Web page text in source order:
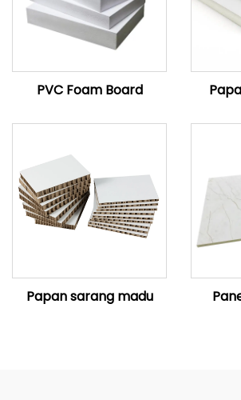
PVC Foam Board
Papan sarang madu